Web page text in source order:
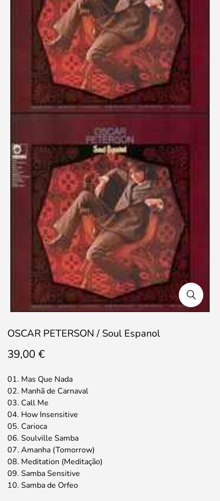
OSCAR PETERSON / Soul Espanol
39,00 €
01. Mas Que Nada
02. Manhã de Carnaval
03. Call Me
04. How Insensitive
05. Carioca
06. Soulville Samba
07. Amanha (Tomorrow)
08. Meditation (Meditação)
09. Samba Sensitive
10. Samba de Orfeo